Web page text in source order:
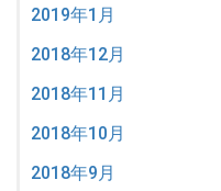
2019年1月
2018年12月
2018年11月
2018年10月
2018年9月